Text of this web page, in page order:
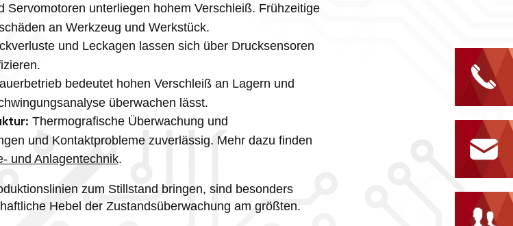
Servomotoren unterliegen hohem Verschleiß. Frühzeitige
an Werkzeug und Werkstück.
und Leckagen lassen sich über Drucksensoren
bedeutet hohen Verschleiß an Lagern und
überwachen lässt.
Thermografische Überwachung und
und Kontaktprobleme zuverlässig. Mehr dazu finden
und Anlagentechnik.
zum Stillstand bringen, sind besonders
Hebel der Zustandsüberwachung am größten.